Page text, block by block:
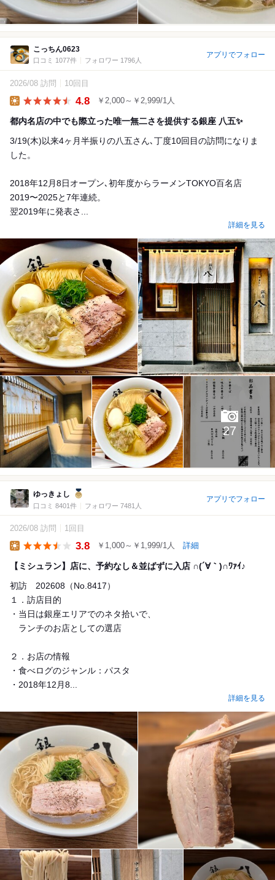
こっちん0623
口コミ 1077件 フォロワー 1796人
アプリでフォロー
2026/08 訪問 10回目
4.8 ￥2,000～￥2,999/1人
都内名店の中でも際立った唯一無二さを提供する銀座 八五✨
3/19(木)以来4ヶ月半振りの八五さん､丁度10回目の訪問になりま
した。
2018年12月8日オープン､初年度からラーメンTOKYO百名店
2019〜2025と7年連続。
翌2019年に発表さ...
詳細を見る
27
ゆっきょし
口コミ 8401件 フォロワー 7481人
アプリでフォロー
2026/08 訪問 1回目
3.8 ￥1,000～￥1,999/1人 詳細
【ミシュラン】店に、予約なし＆並ばずに入店 ∩(´∀｀)∩ﾜｧｲ♪
初訪 202608（No.8417）
１．訪店目的
・当日は銀座エリアでのネタ拾いで、
ランチのお店としての選店
２．お店の情報
・食べログのジャンル：パスタ
・2018年12月8...
詳細を見る